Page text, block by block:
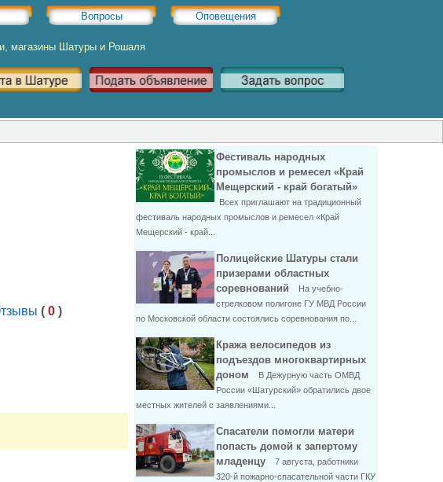
Вопросы Оповещения
магазины Шатуры и Рошаля
( 0)
Фестиваль народных
промыслов и ремесел «Край
Мещерский - край богатый»
Всех приглашают на традиционный
фестиваль народных промыслов и ремесел «Край
Мещерский - край...
Полицейские Шатуры стали
призерами областных
соревнований
На учебно-
стрелковом полигоне ГУ МВД России
по Московской области состоялись соревнования по...
Кража велосипедов из
подъездов многоквартирных
доном
В Дежурную часть ОМВД
России «Шатурский» обратились двое
местных жителей с заявлениями...
Спасатели помогли матери
попасть домой к запертому
младенцу
7 августа, работники
320-й пожарно-спасательной части ГКУ